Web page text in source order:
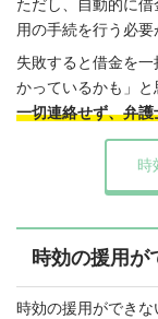
ただし、自動的に
用の手続を行う必要
失敗すると借金を
かっているかも」と
一切連絡せず、弁護
時
時効の援用が
時効の援用ができ